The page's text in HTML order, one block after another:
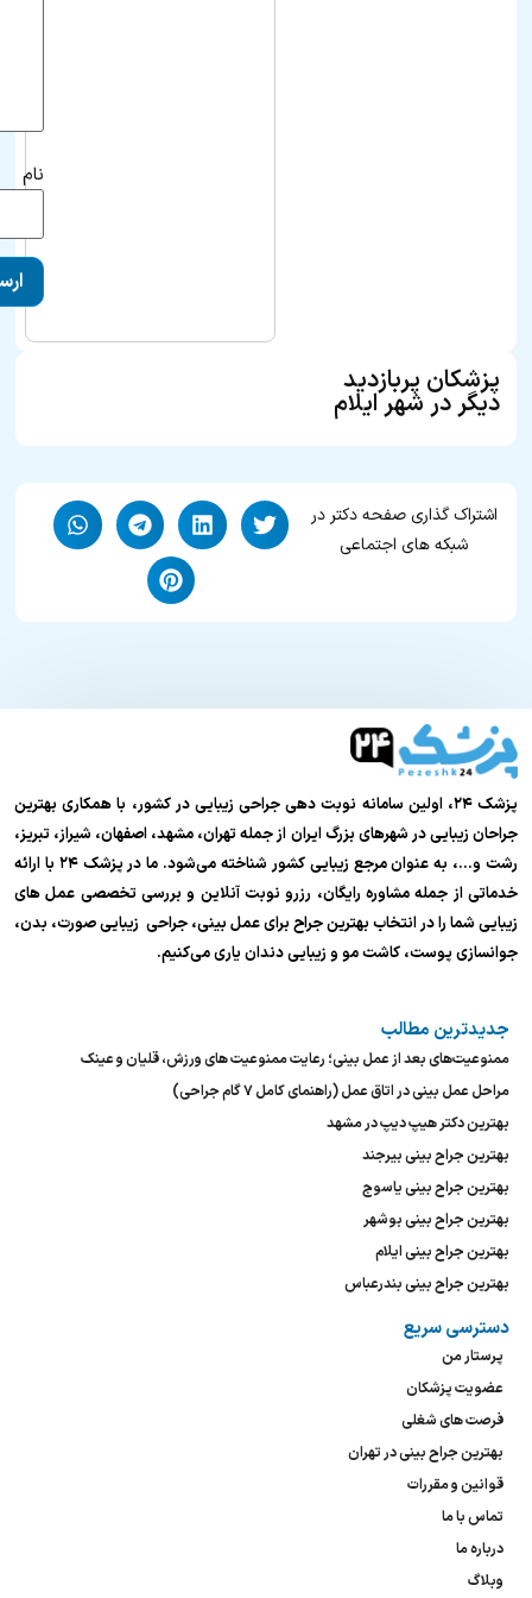
نام
پزشکان پربازدید
دیگر در شهر ایلام
اشتراک گذاری صفحه دکتر در
شبکه های اجتماعی
پزشک ۲۴، اولین سامانه نوبت دهی جراحی زیبایی در کشور، با همکاری بهترین
جراحان زیبایی در شهرهای بزرگ ایران از جمله تهران، مشهد، اصفهان، شیراز، تبریز،
رشت و…، به عنوان مرجع زیبایی کشور شناخته می‌شود. ما در پزشک ۲۴ با ارائه
خدماتی از جمله مشاوره رایگان، رزرو نوبت آنلاین و بررسی تخصصی عمل های
زیبایی شما را در انتخاب بهترین جراح برای عمل بینی، جراحی زیبایی صورت، بدن،
جوانسازی پوست، کاشت مو و زیبایی دندان یاری می‌کنیم.
جدیدترین مطالب
ممنوعیت‌های بعد از عمل بینی؛ رعایت ممنوعیت های ورزش، قلیان و عینک
مراحل عمل بینی در اتاق عمل (راهنمای کامل ۷ گام جراحی)
بهترین دکتر هیپ دیپ در مشهد
بهترین جراح بینی بیرجند
بهترین جراح بینی یاسوج
بهترین جراح بینی بوشهر
بهترین جراح بینی ایلام
بهترین جراح بینی بندرعباس
دسترسی سریع
پرستار من
عضویت پزشکان
فرصت های شغلی
بهترین جراح بینی در تهران
قوانین و مقررات
تماس با ما
درباره ما
وبلاگ